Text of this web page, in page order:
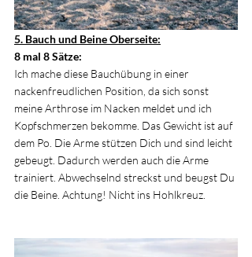
5. Bauch und Beine Oberseite:
8 mal 8 Sätze:
Ich mache diese Bauchübung in einer
nackenfreudlichen Position, da sich sonst
meine Arthrose im Nacken meldet und ich
Kopfschmerzen bekomme. Das Gewicht ist auf
dem Po. Die Arme stützen Dich und sind leicht
gebeugt. Dadurch werden auch die Arme
trainiert. Abwechselnd streckst und beugst Du
die Beine. Achtung! Nicht ins Hohlkreuz.